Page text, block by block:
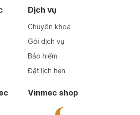
Dịch vụ
Chuyên khoa
Gói dịch vụ
Bảo hiểm
Đặt lịch hẹn
Vinmec shop